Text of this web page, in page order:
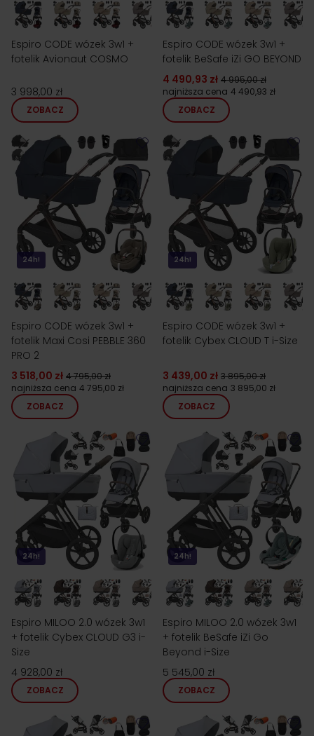
Espiro CODE wózek 3w1 +
fotelik Avionaut COSMO
3 998,00 zł
ZOBACZ
Espiro CODE wózek 3w1 +
fotelik BeSafe iZi GO BEYOND
4 490,93 zł 4 995,00 zł
najniższa cena 4 490,93 zł
ZOBACZ
24h!
Espiro CODE wózek 3w1 +
fotelik Maxi Cosi PEBBLE 360
PRO 2
3 518,00 zł 4 795,00 zł
najniższa cena 4 795,00 zł
ZOBACZ
24h!
Espiro CODE wózek 3w1 +
fotelik Cybex CLOUD T i-Size
3 439,00 zł 3 895,00 zł
najniższa cena 3 895,00 zł
ZOBACZ
24h!
Espiro MILOO 2.0 wózek 3w1
+ fotelik Cybex CLOUD G3 i-
Size
4 928,00 zł
ZOBACZ
24h!
Espiro MILOO 2.0 wózek 3w1
+ fotelik BeSafe iZi Go
Beyond i-Size
5 545,00 zł
ZOBACZ